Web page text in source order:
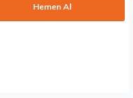
Hemen Al